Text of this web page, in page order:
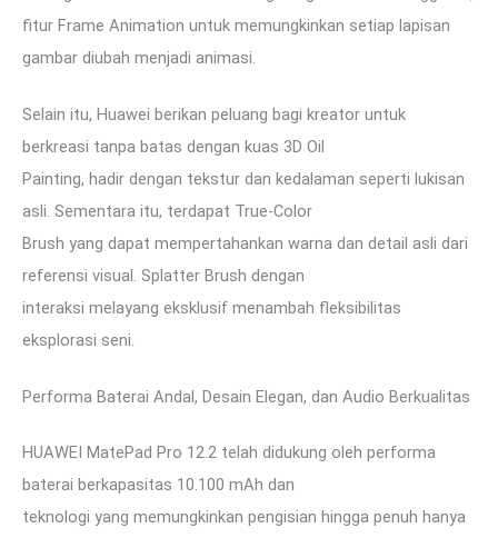
fitur Frame Animation untuk memungkinkan setiap lapisan
gambar diubah menjadi animasi.
Selain itu, Huawei berikan peluang bagi kreator untuk
berkreasi tanpa batas dengan kuas 3D Oil
Painting, hadir dengan tekstur dan kedalaman seperti lukisan
asli. Sementara itu, terdapat True-Color
Brush yang dapat mempertahankan warna dan detail asli dari
referensi visual. Splatter Brush dengan
interaksi melayang eksklusif menambah fleksibilitas
eksplorasi seni.
Performa Baterai Andal, Desain Elegan, dan Audio Berkualitas
HUAWEI MatePad Pro 12.2 telah didukung oleh performa
baterai berkapasitas 10.100 mAh dan
teknologi yang memungkinkan pengisian hingga penuh hanya